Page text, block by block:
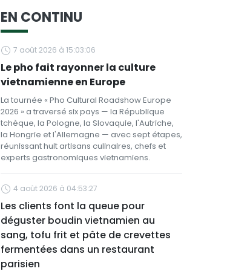
EN CONTINU
7 août 2026 à 15:03:06
Le pho fait rayonner la culture
vietnamienne en Europe
La tournée « Pho Cultural Roadshow Europe
2026 » a traversé six pays — la République
tchèque, la Pologne, la Slovaquie, l'Autriche,
la Hongrie et l'Allemagne — avec sept étapes,
réunissant huit artisans culinaires, chefs et
experts gastronomiques vietnamiens.
4 août 2026 à 04:53:27
Les clients font la queue pour
déguster boudin vietnamien au
sang, tofu frit et pâte de crevettes
fermentées dans un restaurant
parisien